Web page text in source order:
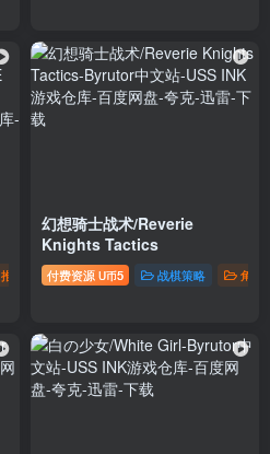
推荐游戏
幻想骑士战术/Reverie
Knights Tactics
付费资源 U币5 战棋策略 角色